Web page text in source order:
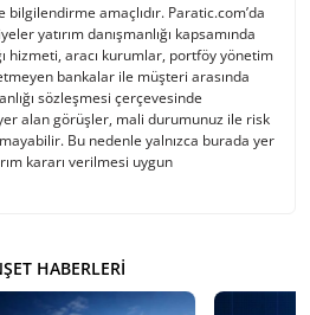
bilgilendirme amaçlıdır. Paratic.com’da
yatırım danışmanlığı kapsamında
hizmeti, aracı kurumlar, portföy yönetim
bankalar ile müşteri arasında
sözleşmesi çerçevesinde
alan görüşler, mali durumunuz ile risk
Bu nedenle yalnızca burada yer
kararı verilmesi uygun
HABERLERI